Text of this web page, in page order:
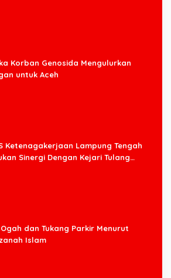
Korban Genosida Mengulurkan
untuk Aceh
Ketenagakerjaan Lampung Tengah
Sinergi Dengan Kejari Tulang
Ogah dan Tukang Parkir Menurut
Islam